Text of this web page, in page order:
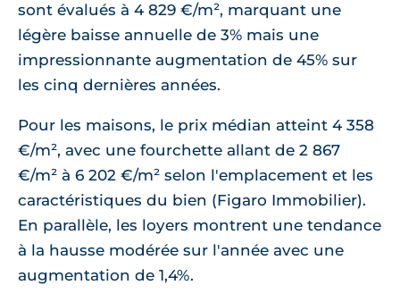
sont évalués à 4 829 €/m², marquant une
légère baisse annuelle de 3% mais une
impressionnante augmentation de 45% sur
les cinq dernières années.
Pour les maisons, le prix médian atteint 4 358
€/m², avec une fourchette allant de 2 867
€/m² à 6 202 €/m² selon l'emplacement et les
caractéristiques du bien (Figaro Immobilier).
En parallèle, les loyers montrent une tendance
à la hausse modérée sur l'année avec une
augmentation de 1,4%.